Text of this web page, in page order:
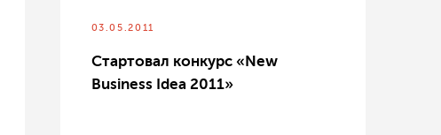
03.05.2011
Стартовал конкурс «New
Business Idea 2011»